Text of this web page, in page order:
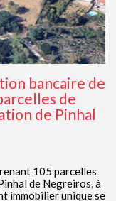
bancaire de
de
de Pinhal
105 parcelles
de Negreiros, à
immobilier unique se